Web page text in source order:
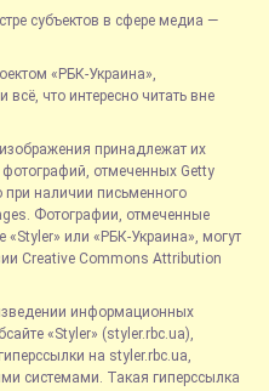
субъектов в сфере медиа —
«РБК-Украина»,
что интересно читать вне
принадлежат их
отмеченных Getty
при наличии письменного
Фотографии, отмеченные
или «РБК-Украина», могут
Creative Commons Attribution
информационных
«Styler» (styler.rbc.ua),
на styler.rbc.ua,
системами. Такая гиперссылка